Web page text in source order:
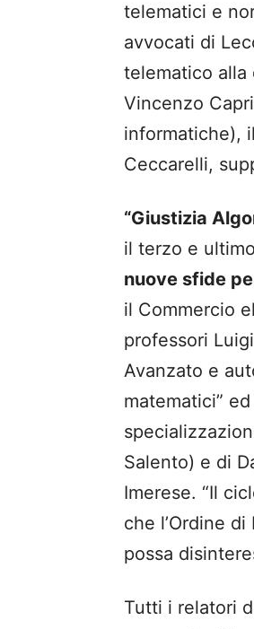
telematici e
avvocati di
telematico alla
Vincenzo
informatiche),
Ceccarelli,
“Giustizia
il terzo e
nuove sfide
il Commercio
professori
Avanzato e
matematici”
Salento) e di
Imerese. “Il
che l’Ordine
possa
Tutti i relatori